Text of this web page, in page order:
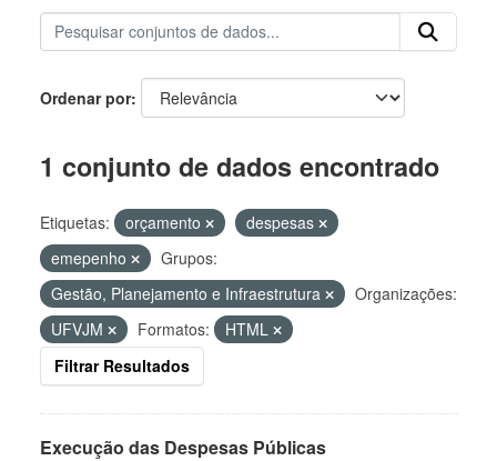
Ordenar por
1 conjunto de dados encontrado
Etiquetas: orçamento
despesas
emepenho
Grupos:
Gestão, Planejamento e Infraestrutura
Organizações:
UFVJM
Formatos:
HTML
Filtrar Resultados
Execução das Despesas Públicas